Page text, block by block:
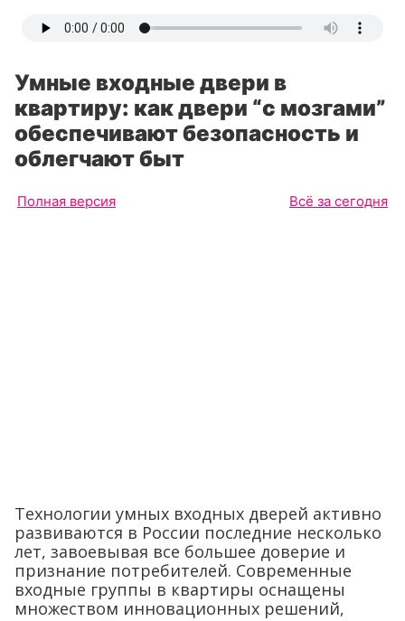
Умные входные двери в
квартиру: как двери “с мозгами”
обеспечивают безопасность и
облегчают быт
Полная версия Всё за сегодня
Технологии умных входных дверей активно
развиваются в России последние несколько
лет, завоевывая все большее доверие и
признание потребителей. Современные
входные группы в квартиры оснащены
множеством инновационных решений,